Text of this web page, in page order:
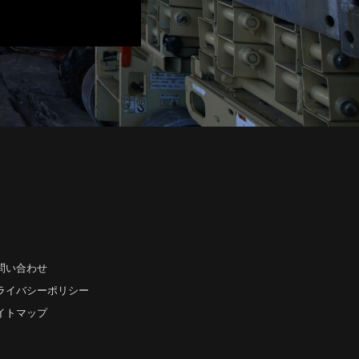
い合わせ
イバシーポリシー
トマップ